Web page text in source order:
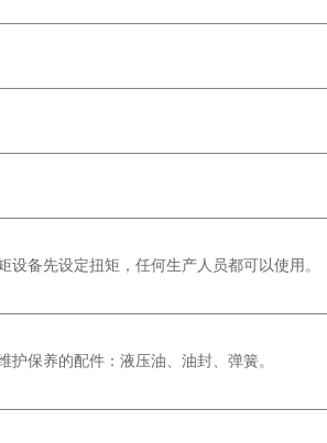
设备先设定扭矩，任何生产人员都可以使用。
护保养的配件：液压油、油封、弹簧。